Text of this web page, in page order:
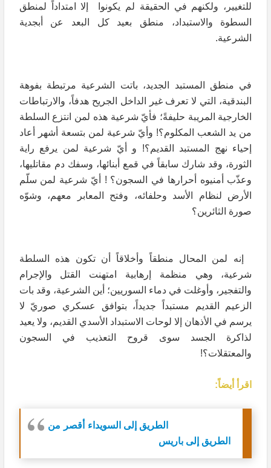
للتغيير، ولكنهم في الحقيقة لم يكونوا إلا امتداداً لمنطق
السطوة والاستبداد، منطق بعيد كل البعد عن أبجدية
الشرعية.
في منطق المستبد الجديد، باتت الشرعية مرتبطة بفوهة
البندقية، التي لا تعرف غير الداخل الجريح هدفاً، والارتباطات
الخارجية المريبة حليفةً؛ فأيّ شرعية هذه لمن انتزع السلطة
من يد الشعب المكلوم؟! وأيّ شرعية لمن بتسعة أشهر أعاد
إحياء نهج المستبد القديم؟! و أيّ شرعية لمن يرفع راية
الثورة، وقد شارك سابقاً في قمع أبنائها، وسفك دم مقاتليها،
وعذّب أمنيوه أحرارها في السجون؟ ! أيّ شرعية لمن سلّم
الأرض لنظام الأسد وحلفائه، وفتح المعابر معهم، وشوّه
صورة الثائرين؟
إنه لمن المحال منطقاً وأخلاقاً أن تكون هذه السلطة
شرعية، وهي منظمة إرهابية امتهنت القتل والإجرام
والتفجير، وأوغلت في دماء السوريين؛ أين الشرعية، وقد بات
الزعيم القديم مستبداً جديداً، بتوافق عسكري صوريّ لا
يرسم في الأذهان إلا لوحات الاستبداد الأسدي القديم، ولا يعيد
لذاكرة الجسد سوى قروح التعذيب في السجون
والمعتقلات؟!
اقرأ أيضاً:
الطريق إلى السويداء أقصر من
الطريق إلى باريس